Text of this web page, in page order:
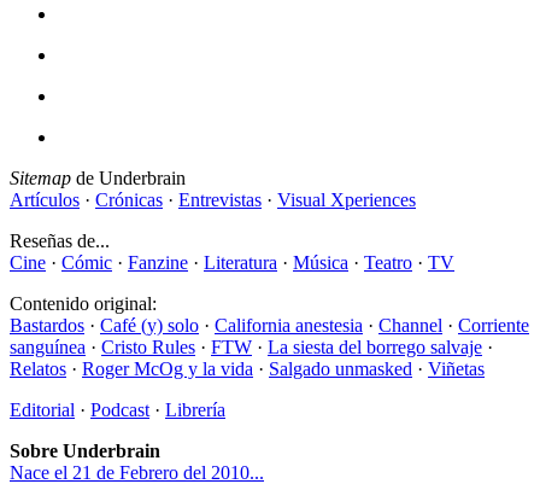
Sitemap de Underbrain
Artículos · Crónicas · Entrevistas · Visual Xperiences
Reseñas de...
Cine · Cómic · Fanzine · Literatura · Música · Teatro · TV
Contenido original:
Bastardos · Café (y) solo · California anestesia · Channel · Corriente
sanguínea · Cristo Rules · FTW · La siesta del borrego salvaje ·
Relatos · Roger McOg y la vida · Salgado unmasked · Viñetas
Editorial · Podcast · Librería
Sobre Underbrain
Nace el 21 de Febrero del 2010...